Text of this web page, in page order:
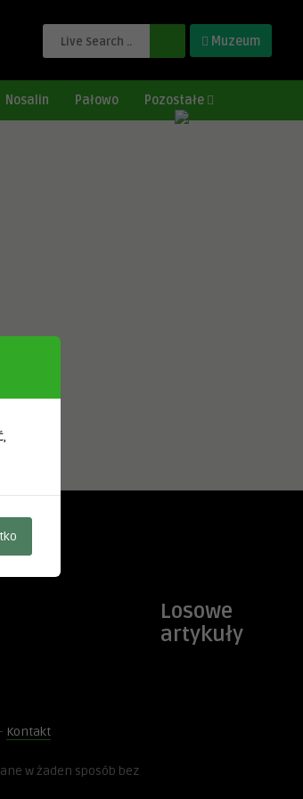
Muzeum
Nosalin Pałowo Pozostałe
Losowe
artykuły
- Kontakt
w żaden sposób bez